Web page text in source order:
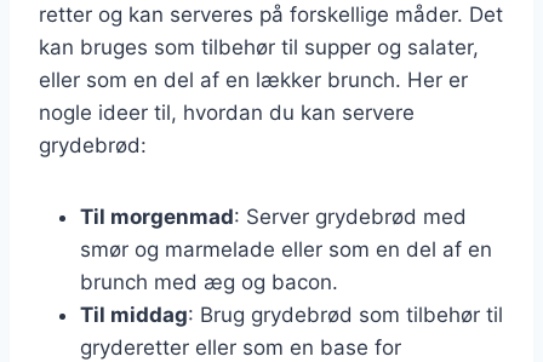
retter og kan serveres på forskellige måder. Det
kan bruges som tilbehør til supper og salater,
eller som en del af en lækker brunch. Her er
nogle ideer til, hvordan du kan servere
grydebrød:
Til morgenmad: Server grydebrød med
smør og marmelade eller som en del af en
brunch med æg og bacon.
Til middag: Brug grydebrød som tilbehør til
gryderetter eller som en base for